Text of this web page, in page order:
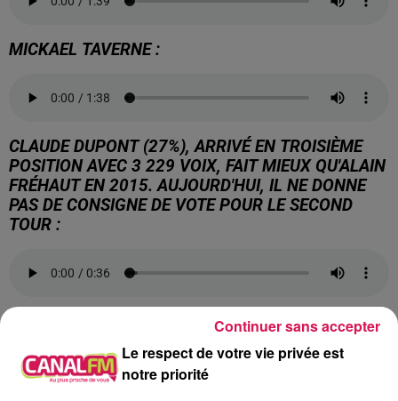
MICKAEL TAVERNE :
CLAUDE DUPONT (27%), ARRIVÉ EN TROISIÈME
POSITION AVEC 3 229 VOIX, FAIT MIEUX QU'ALAIN
FRÉHAUT EN 2015. AUJOURD'HUI, IL NE DONNE
PAS DE CONSIGNE DE VOTE POUR LE SECOND
TOUR :
11 797 électeurs se sont exprimés dans le Canton.
À L'ANTENNELe respect de votre vie privée est
notre priorité
Continuer sans accepter